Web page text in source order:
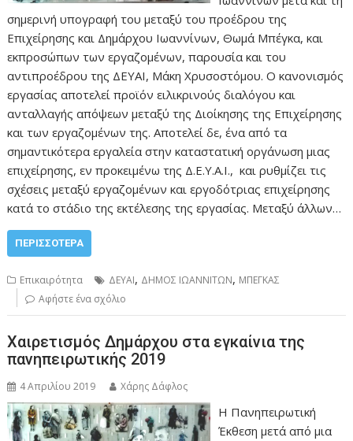
σημερινή υπογραφή του μεταξύ του προέδρου της
Επιχείρησης και Δημάρχου Ιωαννίνων, Θωμά Μπέγκα, και
εκπροσώπων των εργαζομένων, παρουσία και του
αντιπροέδρου της ΔΕΥΑΙ, Μάκη Χρυσοστόμου. Ο κανονισμός
εργασίας αποτελεί προϊόν ειλικρινούς διαλόγου και
ανταλλαγής απόψεων μεταξύ της Διοίκησης της Επιχείρησης
και των εργαζομένων της. Αποτελεί δε, ένα από τα
σημαντικότερα εργαλεία στην καταστατική οργάνωση μιας
επιχείρησης, εν προκειμένω της Δ.Ε.Υ.Α.Ι., και ρυθμίζει τις
σχέσεις μεταξύ εργαζομένων και εργοδότριας επιχείρησης
κατά το στάδιο της εκτέλεσης της εργασίας. Μεταξύ άλλων…
ΠΕΡΙΣΣΌΤΕΡΑ
Επικαιρότητα ΔΕΥΑΙ, ΔΗΜΟΣ ΙΩΑΝΝΙΤΩΝ, ΜΠΕΓΚΑΣ
Αφήστε ένα σχόλιο
Χαιρετισμός Δημάρχου στα εγκαίνια της
πανηπειρωτικής 2019
4 Απριλίου 2019 Χάρης Δάφλος
Η Πανηπειρωτική
Έκθεση μετά από μια